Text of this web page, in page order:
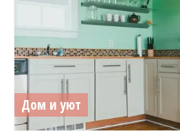
Дом и уют